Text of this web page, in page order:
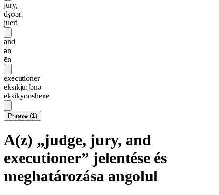
jury,
ʤʊəri
jueri
and
ən
ēn
executioner
eksɪkju:ʃənə
eksikyooshēnē
Phrase (1)
A(z) „judge, jury, and
executioner” jelentése és
meghatározása angolul